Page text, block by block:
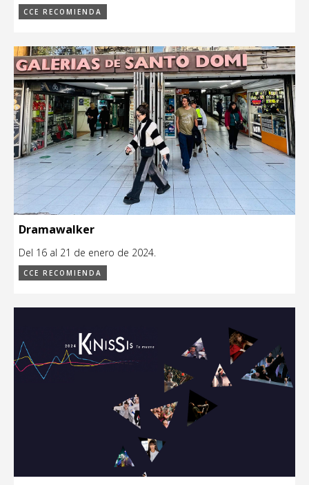
CCE RECOMIENDA
Dramawalker
Del 16 al 21 de enero de 2024.
CCE RECOMIENDA